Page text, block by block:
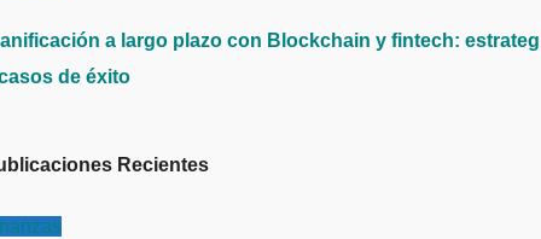
a largo plazo con Blockchain y fintech:
de éxito
Recientes